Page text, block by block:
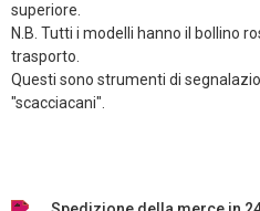
superiore.
N.B. Tutti i modelli hanno il bollino
trasporto.
Questi sono strumenti di
"scacciacani".